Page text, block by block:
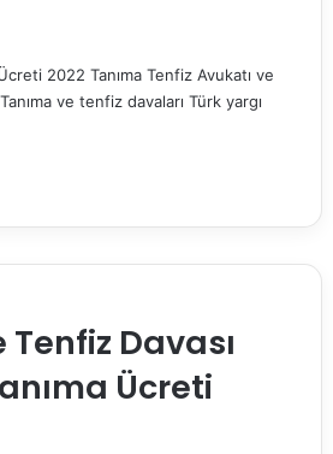
2022 Tanıma Tenfiz Avukatı ve
ve tenfiz davaları Türk yargı
Tenfiz Davası
Ücreti